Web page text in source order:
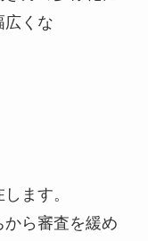
広くな
ます。
から審査を緩め